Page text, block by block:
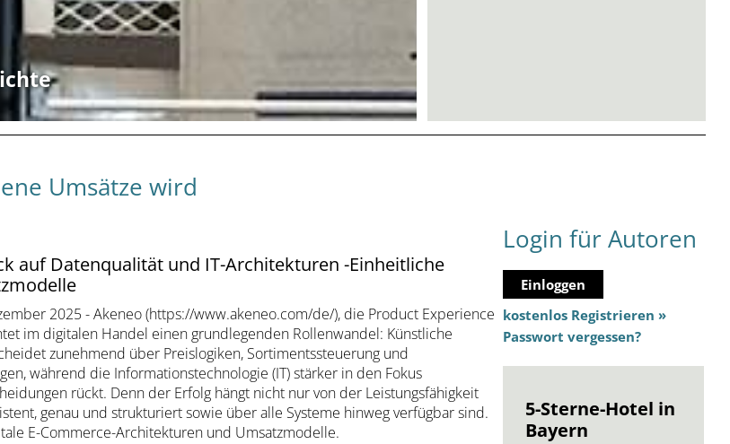
Umsätze wird
auf Datenqualität und IT-Architekturen -Einheitliche
2025 - Akeneo (https://www.akeneo.com/de/), die Product Experience
im digitalen Handel einen grundlegenden Rollenwandel: Künstliche
zunehmend über Preislogiken, Sortimentssteuerung und
während die Informationstechnologie (IT) stärker in den Fokus
rückt. Denn der Erfolg hängt nicht nur von der Leistungsfähigkeit
genau und strukturiert sowie über alle Systeme hinweg verfügbar sind.
E-Commerce-Architekturen und Umsatzmodelle.
Login für Autoren
Einloggen
kostenlos Registrieren »
Passwort vergessen?
5-Sterne-Hotel in
Bayern